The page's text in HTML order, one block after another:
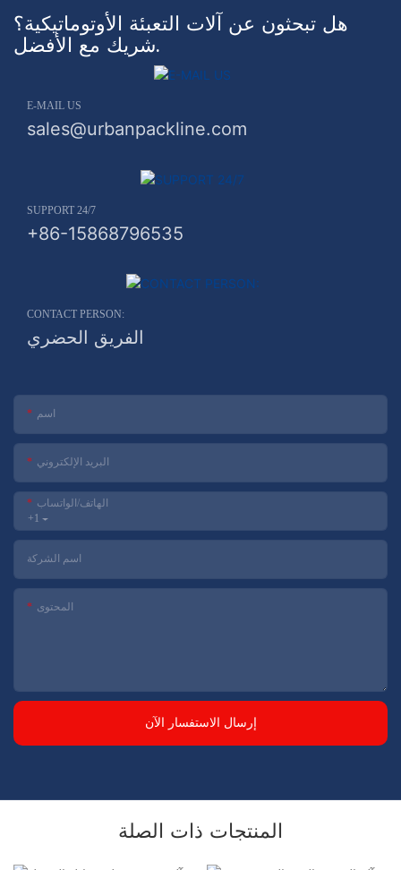
هل تبحثون عن آلات التعبئة الأوتوماتيكية؟
شريك مع الأفضل.
E-MAIL US
sales@urbanpackline.com
SUPPORT 24/7
+86-15868796535
CONTACT PERSON:
الفريق الحضري
اسم
البريد الإلكتروني
+1
الهاتف/الواتساب
اسم الشركة
المحتوى
إرسال الاستفسار الآن
المنتجات ذات الصلة